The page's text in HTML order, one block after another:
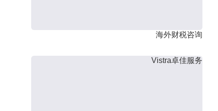
海外财税咨询
Vistra卓佳服务